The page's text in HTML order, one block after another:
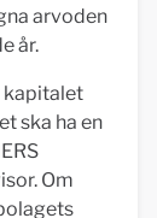
arvoden
år.
kapitalet
ska ha en
Om